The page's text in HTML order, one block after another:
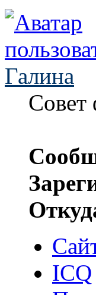
Галина
Совет
ICQ